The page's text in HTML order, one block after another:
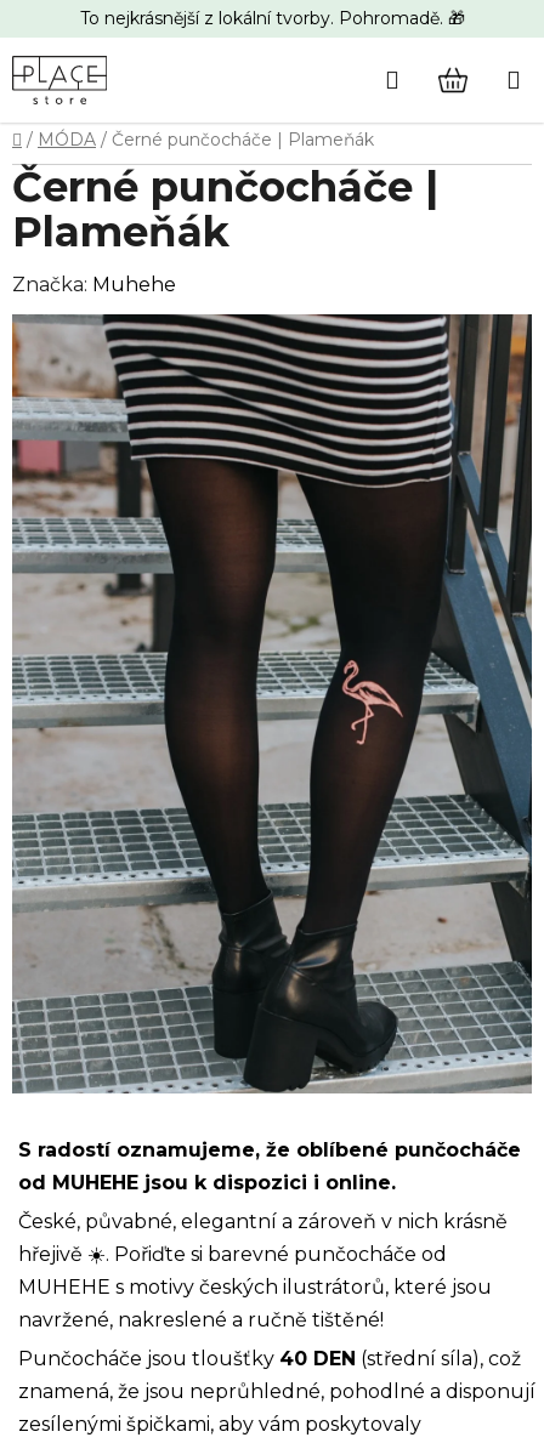
na
obsah
To nejkrásnější z lokální tvorby. Pohromadě. 🎁
Hledat
Domů
/ MÓDA / Černé punčocháče | Plameňák
S radostí oznamujeme, že oblíbené punčocháče
od MUHEHE jsou k dispozici i online.
České, půvabné, elegantní a zároveň v nich krásně
hřejivě ☀️. Pořiďte si barevné punčocháče od
MUHEHE s motivy českých ilustrátorů, které jsou
navržené, nakreslené a ručně tištěné!
Punčocháče jsou tloušťky 40 DEN (střední síla), což
znamená, že jsou neprůhledné, pohodlné a disponují
zesílenými špičkami, aby vám poskytovaly
Černé punčocháče |
Plameňák
Značka: Muhehe